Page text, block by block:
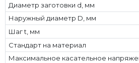
Диаметр заготовки d, мм
Наружный диаметр D, мм
Шаг t, мм
Стандарт на материал
Максимальное касательное